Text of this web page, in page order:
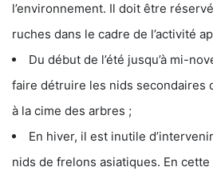
l’environnement. Il doit être
ruches dans le cadre de l’activité
Du début de l’été jusqu’à mi-
faire détruire les nids secondaires
à la cime des arbres ;
En hiver, il est inutile
nids de frelons asiatiques. En